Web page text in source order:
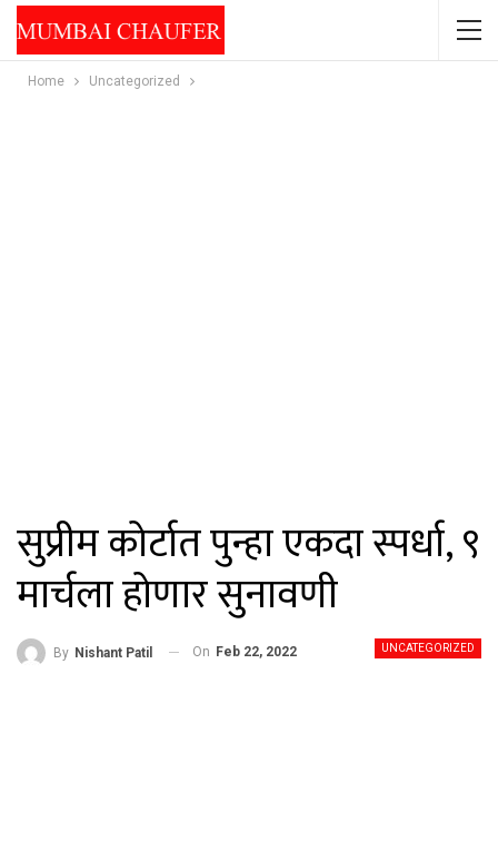
Home Uncategorized
सुप्रीम कोर्टात पुन्हा एकदा स्पर्धा, ९
मार्चला होणार सुनावणी
UNCATEGORIZED
By Nishant Patil On Feb 22, 2022